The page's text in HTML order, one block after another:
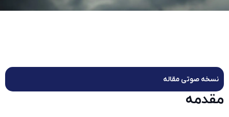
نسخه صوتی مقاله
مقدمه